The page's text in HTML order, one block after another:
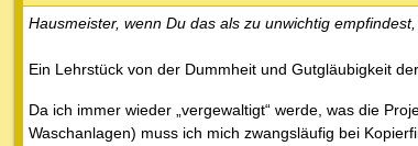
Hausmeister, wenn Du das als zu unwichtig
Ein Lehrstück von der Dummheit und Gutgläubigkeit
Da ich immer wieder „vergewaltigt“ werde, was die
Waschanlagen) muss ich mich zwangsläufig bei